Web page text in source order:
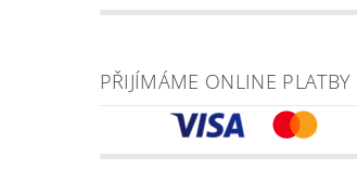
PŘIJÍMÁME ONLINE PLATBY